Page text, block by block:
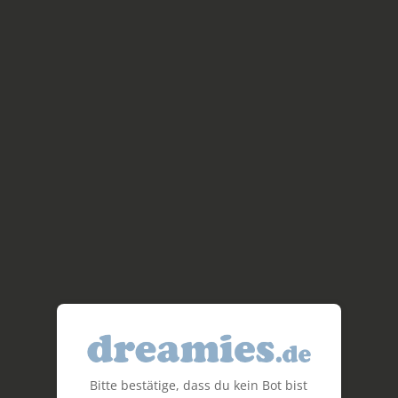
Bitte bestätige, dass du kein Bot bist